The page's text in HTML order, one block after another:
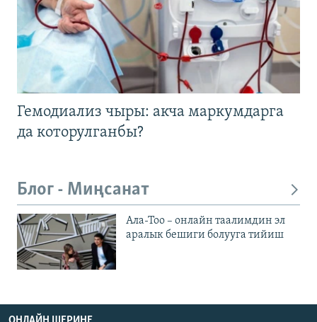
Гемодиализ чыры: акча маркумдарга
да которулганбы?
Блог - Миңсанат
Ала-Тоо – онлайн таалимдин эл
аралык бешиги болууга тийиш